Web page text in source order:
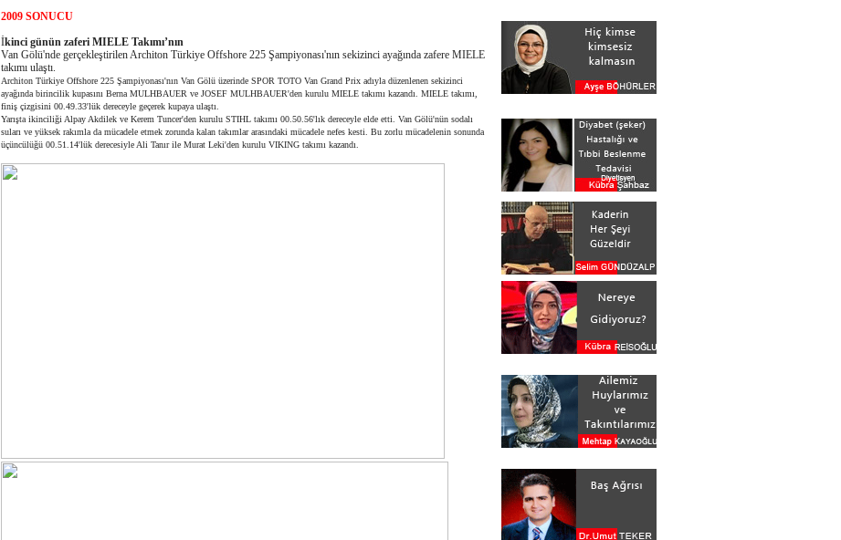
2009 SONUCU
İkinci günün zaferi MIELE Takımı’nın
Van Gölü'nde gerçekleştirilen Architon Türkiye Offshore 225 Şampiyonası'nın sekizinci ayağında zafere MIELE
takımı ulaştı.
Architon Türkiye Offshore 225 Şampiyonası'nın Van Gölü üzerinde SPOR TOTO Van Grand Prix adıyla düzenlenen sekizinci
ayağında birincilik kupasını Berna MULHBAUER ve JOSEF MULHBAUER'den kurulu MIELE takımı kazandı. MIELE takımı,
finiş çizgisini 00.49.33'lük dereceyle geçerek kupaya ulaştı.
Yarışta ikinciliği Alpay Akdilek ve Kerem Tuncer'den kurulu STIHL takımı 00.50.56'lık dereceyle elde etti. Van Gölü'nün sodalı
suları ve yüksek rakımla da mücadele etmek zorunda kalan takımlar arasındaki mücadele nefes kesti. Bu zorlu mücadelenin sonunda
üçüncülüğü 00.51.14'lük derecesiyle Ali Tanır ile Murat Leki'den kurulu VIKING takımı kazandı.